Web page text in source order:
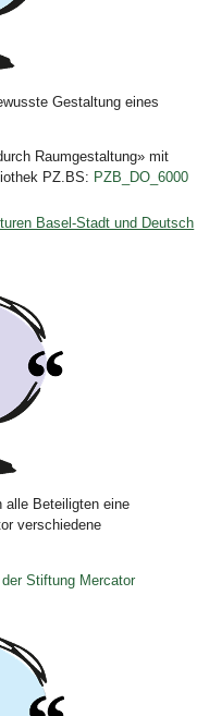
Gestaltung eines
Raumgestaltung» mit
PZ.BS: PZB_DO_6000
Basel-Stadt und Deutsch
alle Beteiligten eine
verschiedene
Stiftung Mercator